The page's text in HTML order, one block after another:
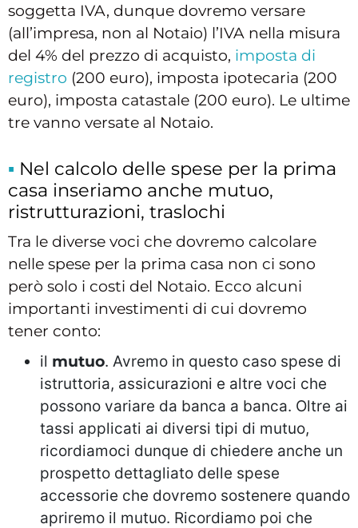
soggetta IVA, dunque dovremo versare
(all’impresa, non al Notaio) l’IVA nella misura
del 4% del prezzo di acquisto, imposta di
registro (200 euro), imposta ipotecaria (200
euro), imposta catastale (200 euro). Le ultime
tre vanno versate al Notaio.
Nel calcolo delle spese per la prima
casa inseriamo anche mutuo,
ristrutturazioni, traslochi
Tra le diverse voci che dovremo calcolare
nelle spese per la prima casa non ci sono
però solo i costi del Notaio. Ecco alcuni
importanti investimenti di cui dovremo
tener conto:
il mutuo. Avremo in questo caso spese di
istruttoria, assicurazioni e altre voci che
possono variare da banca a banca. Oltre ai
tassi applicati ai diversi tipi di mutuo,
ricordiamoci dunque di chiedere anche un
prospetto dettagliato delle spese
accessorie che dovremo sostenere quando
apriremo il mutuo. Ricordiamo poi che